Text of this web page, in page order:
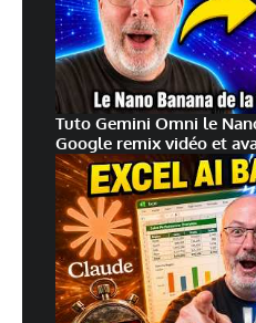
Tuto Gemini Omni le
Google remix vidéo et